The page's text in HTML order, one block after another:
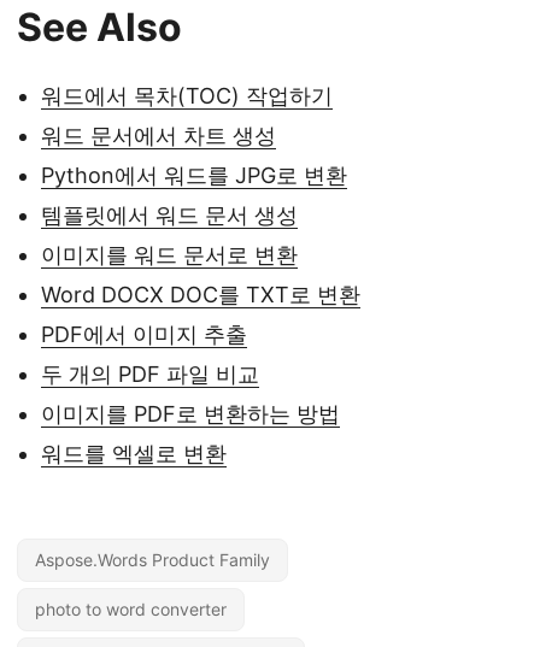
See Also
워드에서 목차(TOC) 작업하기
워드 문서에서 차트 생성
Python에서 워드를 JPG로 변환
템플릿에서 워드 문서 생성
이미지를 워드 문서로 변환
Word DOCX DOC를 TXT로 변환
PDF에서 이미지 추출
두 개의 PDF 파일 비교
이미지를 PDF로 변환하는 방법
워드를 엑셀로 변환
Aspose.Words Product Family
photo to word converter